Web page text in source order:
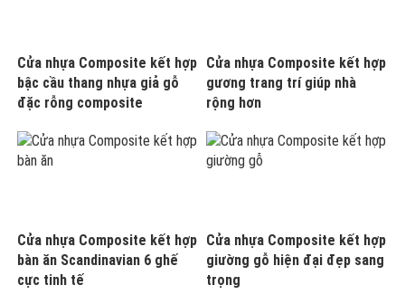
Cửa nhựa Composite kết hợp
bậc cầu thang nhựa giả gỗ
đặc rỗng composite
Cửa nhựa Composite kết hợp
gương trang trí giúp nhà
rộng hơn
Cửa nhựa Composite kết hợp
bàn ăn Scandinavian 6 ghế
cực tinh tế
Cửa nhựa Composite kết hợp
giường gỗ hiện đại đẹp sang
trọng